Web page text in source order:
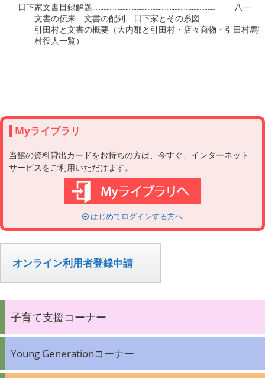
日下家文書目録解題……………………………………………………………………    八一
文書の伝来　文書の配列　日下家とその系図
引田村と文書の概要（大内郡と引田村・店々商物・引田村馬
村役人一覧）
Myライブラリ
当館の資料貸出カードをお持ちの方は、今すぐ、インターネット
サービスをご利用いただけます。
はじめてログインする方へ
オンライン利用者登録申請
子育て支援コーナー
Young Generationコーナー